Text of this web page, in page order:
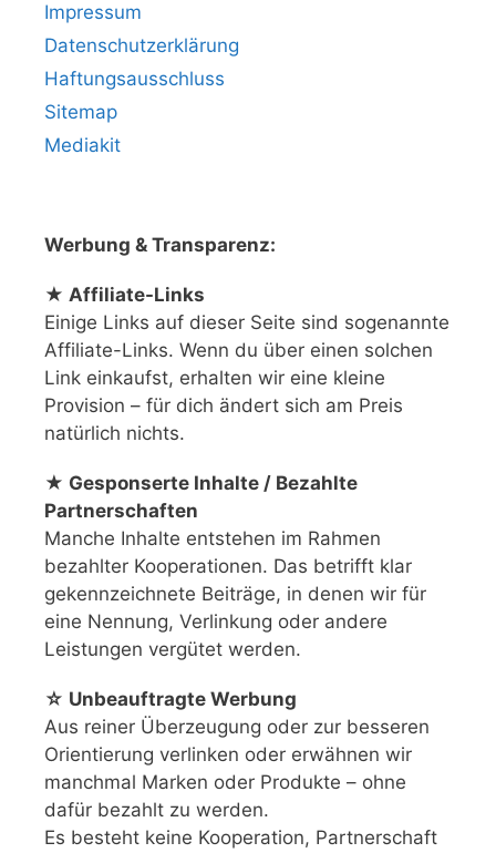
Impressum
Datenschutzerklärung
Haftungsausschluss
Sitemap
Mediakit
Werbung & Transparenz:
★ Affiliate-Links
Einige Links auf dieser Seite sind sogenannte
Affiliate-Links. Wenn du über einen solchen
Link einkaufst, erhalten wir eine kleine
Provision – für dich ändert sich am Preis
natürlich nichts.
★ Gesponserte Inhalte / Bezahlte
Partnerschaften
Manche Inhalte entstehen im Rahmen
bezahlter Kooperationen. Das betrifft klar
gekennzeichnete Beiträge, in denen wir für
eine Nennung, Verlinkung oder andere
Leistungen vergütet werden.
☆ Unbeauftragte Werbung
Aus reiner Überzeugung oder zur besseren
Orientierung verlinken oder erwähnen wir
manchmal Marken oder Produkte – ohne
dafür bezahlt zu werden.
Es besteht keine Kooperation, Partnerschaft